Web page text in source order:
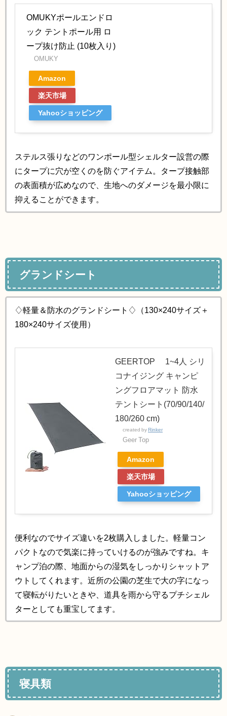
OMUKYポールエンドロ
ック テントポール用 ロ
ープ抜け防止 (10枚入り)
OMUKY
Amazon
楽天市場
Yahooショッピング
ステルス張りなどのワンポール型シェルター設営の際
にタープに穴が空くのを防ぐアイテム。タープ接触部
の表面積が広めなので、生地へのダメージを最小限に
抑えることができます。
グランドシート
♢軽量＆防水のグランドシート♢（130×240サイズ＋
180×240サイズ使用）
GEERTOP® 1~4人 シリ
コナイジング キャンピ
ングフロアマット 防水
テントシート(70/90/140/
180/260 cm)
created by Rinker
Geer Top
Amazon
楽天市場
Yahooショッピング
便利なのでサイズ違いを2枚購入しました。軽量コン
パクトなので気楽に持っていけるのが強みですね。キ
ャンプ泊の際、地面からの湿気をしっかりシャットア
ウトしてくれます。近所の公園の芝生で大の字になっ
て寝転がりたいときや、道具を雨から守るプチシェル
ターとしても重宝してます。
寝具類